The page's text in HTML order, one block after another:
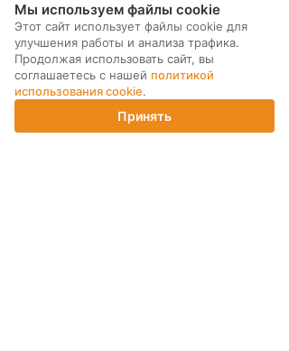
Корзина
Мы используем файлы cookie
Этот сайт использует файлы cookie для
улучшения работы и анализа трафика.
Продолжая использовать сайт, вы
соглашаетесь с нашей политикой
использования cookie.
Принять